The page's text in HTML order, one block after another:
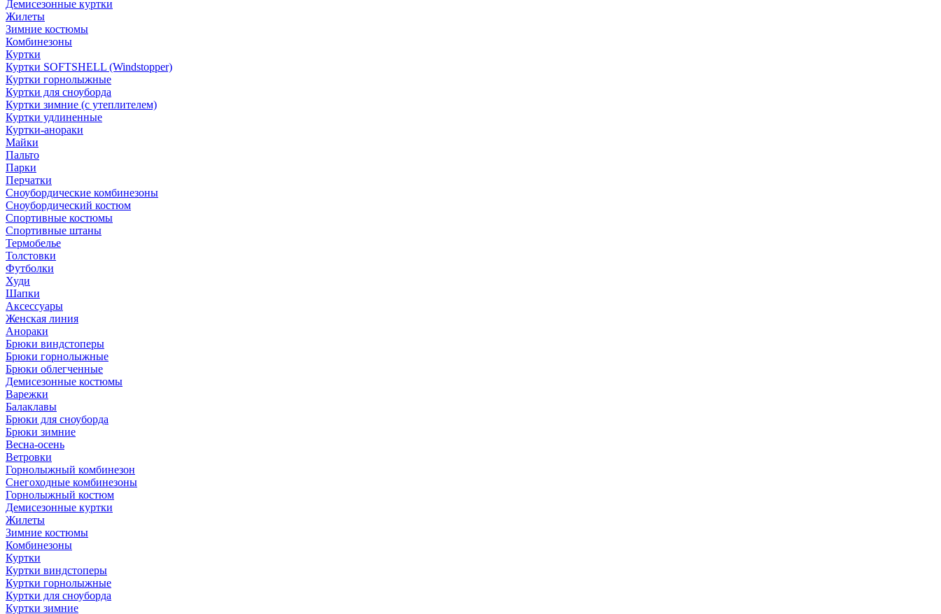
Демисезонные куртки
Жилеты
Зимние костюмы
Комбинезоны
Куртки
Куртки SOFTSHELL (Windstopper)
Куртки горнолыжные
Куртки для сноуборда
Куртки зимние (с утеплителем)
Куртки удлиненные
Куртки-анораки
Майки
Пальто
Парки
Перчатки
Сноубордические комбинезоны
Сноубордический костюм
Спортивные костюмы
Спортивные штаны
Термобелье
Толстовки
Футболки
Худи
Шапки
Аксессуары
Женская линия
Анораки
Брюки виндстоперы
Брюки горнолыжные
Брюки облегченные
Демисезонные костюмы
Варежки
Балаклавы
Брюки для сноуборда
Брюки зимние
Весна-осень
Ветровки
Горнолыжный комбинезон
Снегоходные комбинезоны
Горнолыжный костюм
Демисезонные куртки
Жилеты
Зимние костюмы
Комбинезоны
Куртки
Куртки виндстоперы
Куртки горнолыжные
Куртки для сноуборда
Куртки зимние